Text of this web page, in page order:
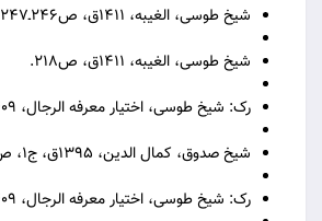
شیخ طوسی، الغیبه، ۱۴۱۱ق، ص۲۴۶ـ۲۴۷.
شیخ طوسی، الغیبه، ۱۴۱۱ق، ص۲۱۸.
رک: شیخ طوسی، اختیار معرفه الرجال، ۱۴۰۹ق، ص۵۴۱.
شیخ صدوق، کمال الدین، ۱۳۹۵ق، ج۱، ص۲۲۲.
رک: شیخ طوسی، اختیار معرفه الرجال، ۱۴۰۹ق، ص۵۴۱.